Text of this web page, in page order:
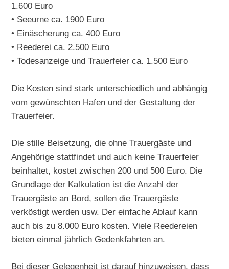
1.600 Euro
• Seeurne ca. 1900 Euro
• Einäscherung ca. 400 Euro
• Reederei ca. 2.500 Euro
• Todesanzeige und Trauerfeier ca. 1.500 Euro
Die Kosten sind stark unterschiedlich und abhängig
vom gewünschten Hafen und der Gestaltung der
Trauerfeier.
Die stille Beisetzung, die ohne Trauergäste und
Angehörige stattfindet und auch keine Trauerfeier
beinhaltet, kostet zwischen 200 und 500 Euro. Die
Grundlage der Kalkulation ist die Anzahl der
Trauergäste an Bord, sollen die Trauergäste
verköstigt werden usw. Der einfache Ablauf kann
auch bis zu 8.000 Euro kosten. Viele Reedereien
bieten einmal jährlich Gedenkfahrten an.
Bei dieser Gelegenheit ist darauf hinzuweisen, dass